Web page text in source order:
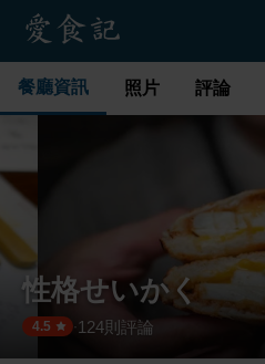
餐廳資訊 照片 評論
性格せいかく
4.5 ·124則評論